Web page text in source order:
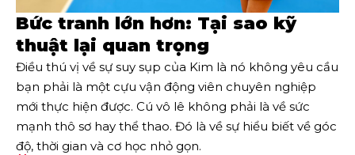
Bức tranh lớn hơn: Tại sao kỹ
thuật lại quan trọng
Điều thú vị về sự suy sụp của Kim là nó không yêu cầu
bạn phải là một cựu vận động viên chuyên nghiệp
mới thực hiện được. Cú vô lê không phải là về sức
mạnh thô sơ hay thể thao. Đó là về sự hiểu biết về góc
độ, thời gian và cơ học nhỏ gọn.